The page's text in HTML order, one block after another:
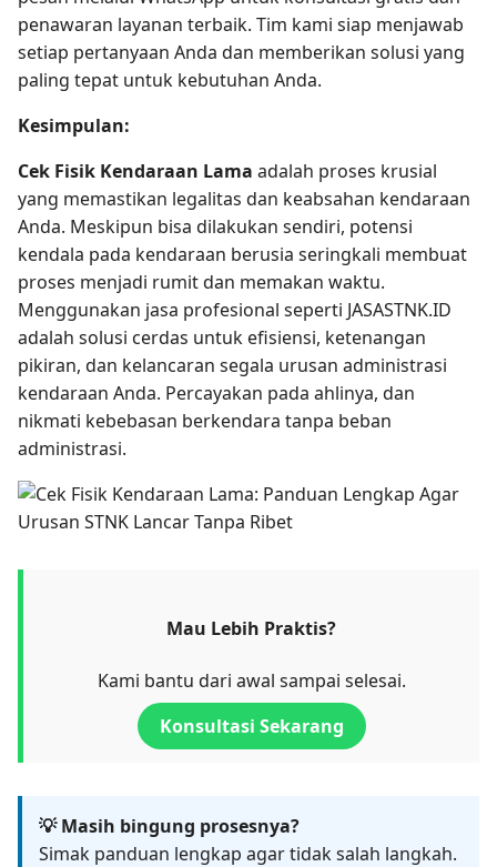
penawaran layanan terbaik. Tim kami siap menjawab
setiap pertanyaan Anda dan memberikan solusi yang
paling tepat untuk kebutuhan Anda.
Kesimpulan:
Cek Fisik Kendaraan Lama adalah proses krusial
yang memastikan legalitas dan keabsahan kendaraan
Anda. Meskipun bisa dilakukan sendiri, potensi
kendala pada kendaraan berusia seringkali membuat
proses menjadi rumit dan memakan waktu.
Menggunakan jasa profesional seperti JASASTNK.ID
adalah solusi cerdas untuk efisiensi, ketenangan
pikiran, dan kelancaran segala urusan administrasi
kendaraan Anda. Percayakan pada ahlinya, dan
nikmati kebebasan berkendara tanpa beban
administrasi.
Mau Lebih Praktis?
Kami bantu dari awal sampai selesai.
Konsultasi Sekarang
💡 Masih bingung prosesnya?
Simak panduan lengkap agar tidak salah langkah.